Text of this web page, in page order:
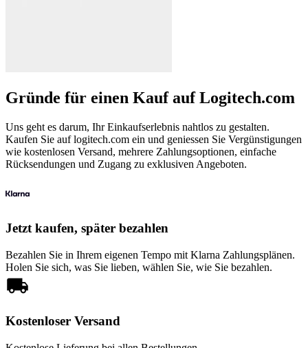
Gründe für einen Kauf auf Logitech.com
Uns geht es darum, Ihr Einkaufserlebnis nahtlos zu gestalten.
Kaufen Sie auf logitech.com ein und geniessen Sie Vergünstigungen
wie kostenlosen Versand, mehrere Zahlungsoptionen, einfache
Rücksendungen und Zugang zu exklusiven Angeboten.
Jetzt kaufen, später bezahlen
Bezahlen Sie in Ihrem eigenen Tempo mit Klarna Zahlungsplänen.
Holen Sie sich, was Sie lieben, wählen Sie, wie Sie bezahlen.
Kostenloser Versand